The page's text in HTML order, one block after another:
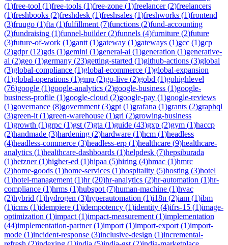
(1)free-tool (1)free-tools (1)free-zone (1)freelancer(2)freelancers
(1)freshbooks (2)freshdesk (1)freshsales (1)freshworks (1)frontend
(3)fruugo (1)fta (1)fulfillment (7)functions (2)fund-accounting
(2)fundraising (1)funnel-builder(2)funnels (4)furniture (2)future
(3)future-of-work (1)gantt (1)gateway (1)gateways (1)gcc (1)gcp
(2)gdpr(12)gds (1)gemini (1)general-ai (1)generation (1)generative-
ai (2)geo (1)germany (23)getting-started (1)github-actions (3)global
(3)global-compliance (1)global-ecommerce (1)global-expansion
(1)global-operations (1)gmp (2)go-live (2)gobd (1)gohighlevel
(76)google (1)google-analytics (2)google-business (1)google-
business-profile (1)google-cloud (2)google-pay (1)google-reviews
(1)governance (8)government (3)gpt (1)grafana (1)grants (2)graphql
(3)green-it (1)green-warehouse (1)gri (2)growing-business
(1)growth (1)grpc (1)gst (7)gta (1)guide (43)gxp (2)gym (1)haccp
(2)handmade (3)hardening (2)hardware (1)hcm (1)headless
(4)headless-commerce (3)headless-erp (1)healthcare (9)healthcare-
analytics (1)healthcare-dashboards (1)helpdesk (7)hepsiburada
(1)hetzner(1)higher-ed (1)hipaa (5)hiring (4)hmac (1)hmrc
(2)home-goods (1)home-services (1)hospitality (5)hosting (3)hotel
(1)hotel-management (1)hr(20)hr-analytics (2)hr-automation (1)hr-
compliance (1)hrms (1)hubspot (7)human-machine (1)hvac
(2)hybrid (1)hydrogen (3)hyperautomation (1)i18n (2)iam (1)ibm
(1)icms (1)idempiere (1)idempotency (1)identity (4)ifrs-15 (1)image-
optimization (1)impact (1)impact-measurement (1)implementation
(44)implementation-partner(1)import (1)import-export (1)import-
mode (1)incident-response (3)inclusive-design (1)incremental-